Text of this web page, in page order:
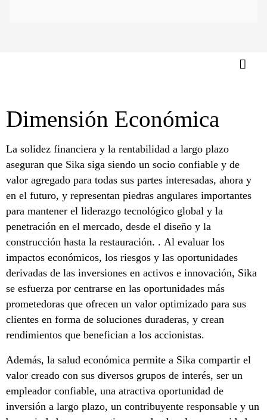
Dimensión Económica
La solidez financiera y la rentabilidad a largo plazo
aseguran que Sika siga siendo un socio confiable y de
valor agregado para todas sus partes interesadas, ahora y
en el futuro, y representan piedras angulares importantes
para mantener el liderazgo tecnológico global y la
penetración en el mercado, desde el diseño y la
construcción hasta la restauración. . Al evaluar los
impactos económicos, los riesgos y las oportunidades
derivadas de las inversiones en activos e innovación, Sika
se esfuerza por centrarse en las oportunidades más
prometedoras que ofrecen un valor optimizado para sus
clientes en forma de soluciones duraderas, y crean
rendimientos que benefician a los accionistas.
Además, la salud económica permite a Sika compartir el
valor creado con sus diversos grupos de interés, ser un
empleador confiable, una atractiva oportunidad de
inversión a largo plazo, un contribuyente responsable y un